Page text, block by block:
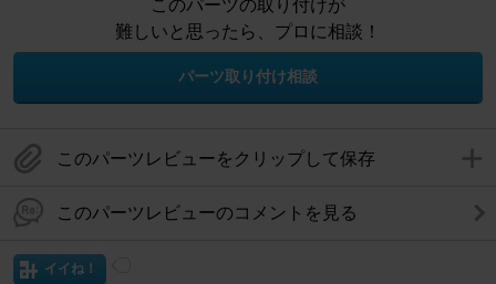
このパーツの取り付けが
難しいと思ったら、プロに相談！
パーツ取り付け相談
このパーツレビューをクリップして保存
このパーツレビューのコメントを見る
イイね！